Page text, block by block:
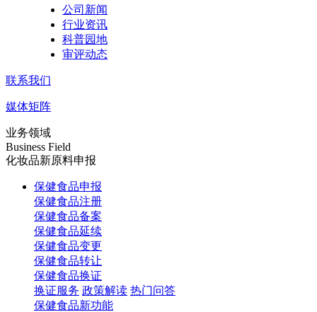
公司新闻
行业资讯
科普园地
审评动态
联系我们
媒体矩阵
业务领域
Business Field
化妆品新原料申报
保健食品申报
保健食品注册
保健食品备案
保健食品延续
保健食品变更
保健食品转让
保健食品换证
换证服务 政策解读 热门问答
保健食品新功能